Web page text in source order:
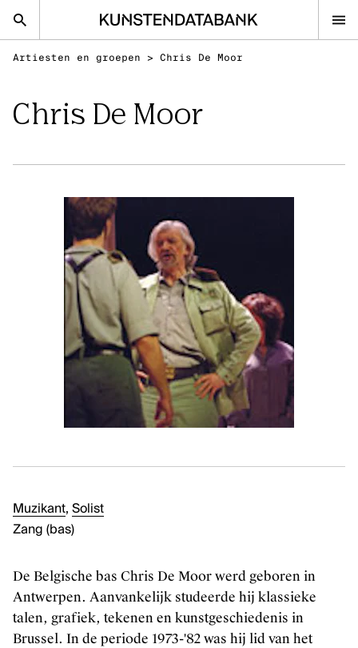
nl en
Klassieke Muziek
Kunsten.be
BEELDENDE KUNSTEN
Kunstenaars, curatoren, critici en essayisten
Tentoonstellingen
Ontdek
Makers
Podiumproducties
KLASSIEKE MUZIEK
Artiesten en groepen > Chris De Moor
Chris De Moor
Muzikant, Solist
Zang (bas)
De Belgische bas Chris De Moor werd geboren in
Antwerpen. Aanvankelijk studeerde hij klassieke
talen, grafiek, tekenen en kunstgeschiedenis in
Brussel. In de periode 1973-'82 was hij lid van het